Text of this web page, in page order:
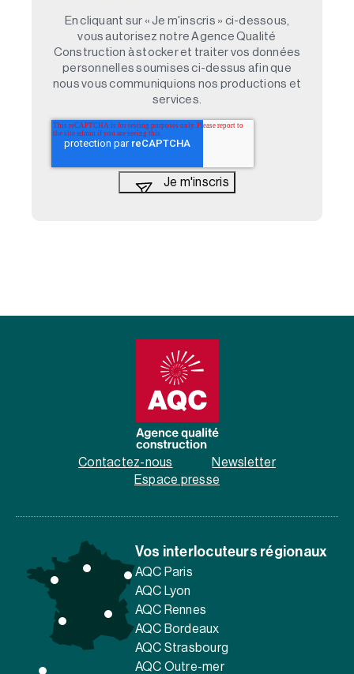
En cliquant sur « Je m'inscris » ci-dessous,
vous autorisez notre Agence Qualité
Construction à stocker et traiter vos données
personnelles soumises ci-dessus afin que
nous vous communiquions nos productions et
services.
Contactez-nous
Newsletter
Espace presse
Vos interlocuteurs régionaux
AQC Paris
AQC Lyon
AQC Rennes
AQC Bordeaux
AQC Strasbourg
AQC Outre-mer